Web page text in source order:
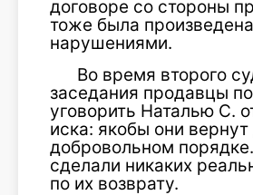
договоре со стороны
тоже была
нарушениями.
Во время второго
заседания продавцы
уговорить Наталью С.
иска: якобы они вернут
добровольном
сделали никаких
по их возврату.